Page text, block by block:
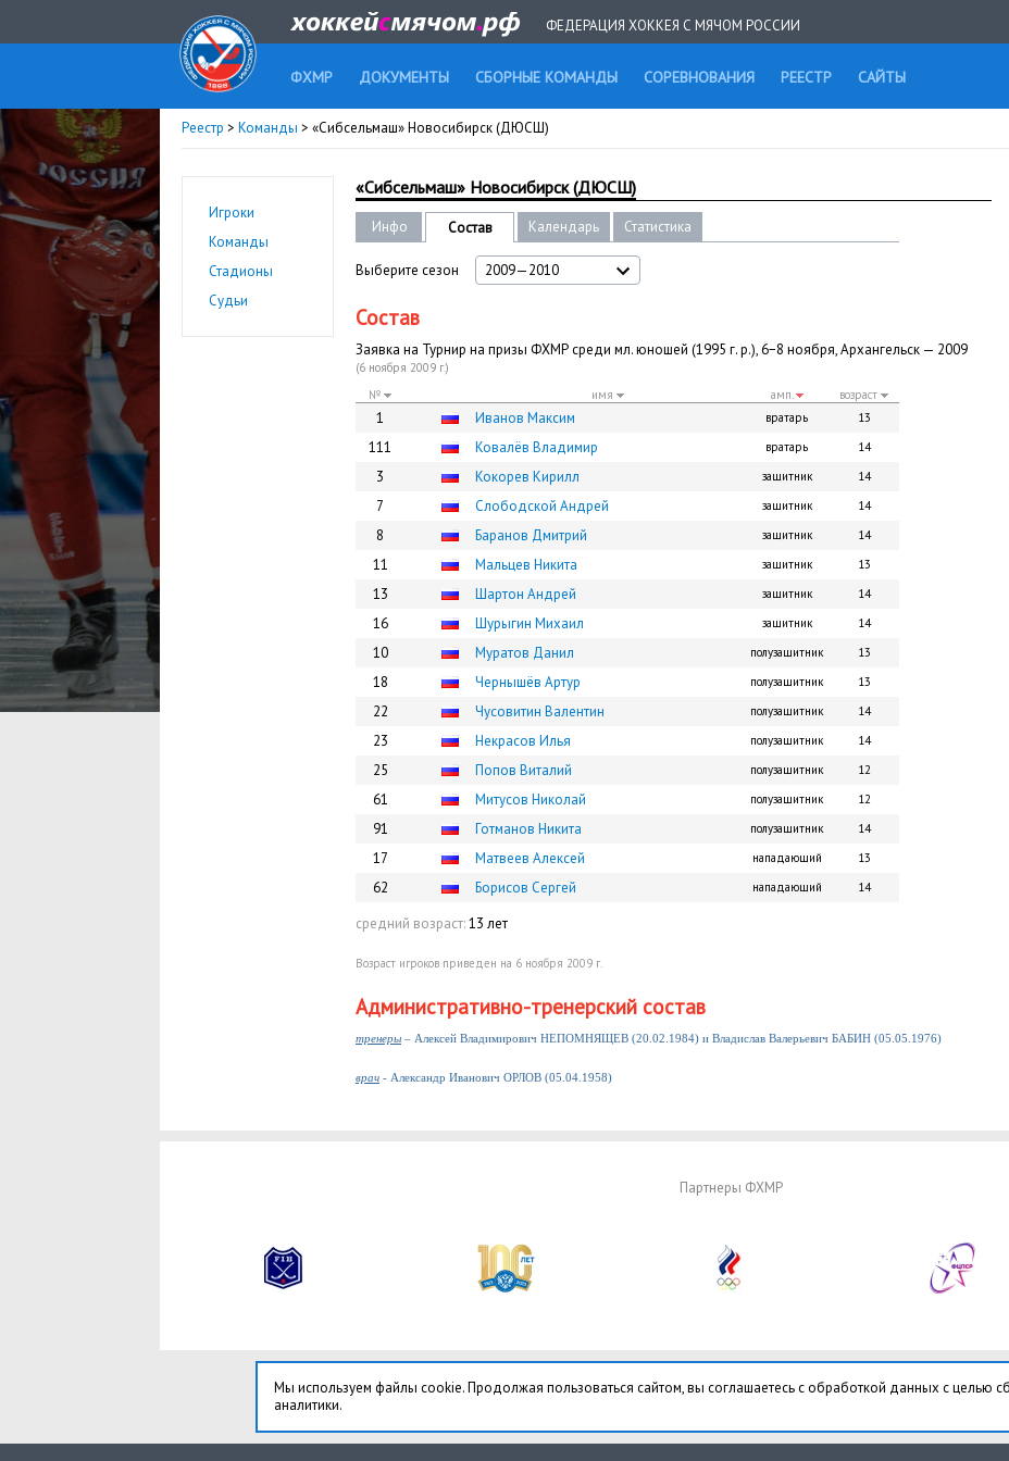
ФЕДЕРАЦИЯ ХОККЕЯ С МЯЧОМ РОССИИ
ФХМР ДОКУМЕНТЫ СБОРНЫЕ КОМАНДЫ СОРЕВНОВАНИЯ РЕЕСТР САЙТЫ
Реестр > Команды > «Сибсельмаш» Новосибирск (ДЮСШ)
Игроки
Команды
Стадионы
Судьи
«Сибсельмаш» Новосибирск (ДЮСШ)
Инфо Состав Календарь Статистика
Выберите сезон 2009—2010
Состав
Заявка на Турнир на призы ФХМР среди мл. юношей (1995 г. р.), 6−8 ноября, Архангельск — 2009
(6 ноября 2009 г.)
№
имя амп. возраст
1 Иванов Максим вратарь 13
111 Ковалёв Владимир вратарь 14
3 Кокорев Кирилл защитник 14
7 Слободской Андрей защитник 14
8 Баранов Дмитрий защитник 14
11 Мальцев Никита защитник 13
13 Шартон Андрей защитник 14
16 Шурыгин Михаил защитник 14
10 Муратов Данил полузащитник 13
18 Чернышёв Артур полузащитник 13
22 Чусовитин Валентин полузащитник 14
23 Некрасов Илья полузащитник 14
25 Попов Виталий полузащитник 12
61 Митусов Николай полузащитник 12
91 Готманов Никита полузащитник 14
17 Матвеев Алексей нападающий 13
62 Борисов Сергей нападающий 14
средний возраст:13 лет
Возраст игроков приведен на 6 ноября 2009 г.
Административно-тренерский состав
тренеры – Алексей Владимирович НЕПОМНЯЩЕВ (20.02.1984) и Владислав Валерьевич БАБИН (05.05.1976)
врач - Александр Иванович ОРЛОВ (05.04.1958)
Партнеры ФХМР
Мы используем файлы cookie. Продолжая пользоваться сайтом, вы соглашаетесь с обработкой данных с целью
аналитики.